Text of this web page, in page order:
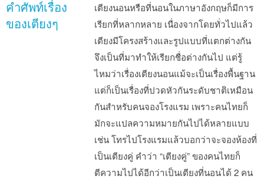
คำศัพท์เรื่อง
ของเตียงๆ
เตียงนอนหรือที่นอนในภาษาอังกฤษก็มีการ
เรียกที่หลากหลาย เนื่องจากโดยทั่วไปแล้ว
เตียงมีโครงสร้างและรูปแบบที่แตกต่างกัน
จึงเป็นที่มาทำให้เรียกชื่อต่างกันไป แต่รู้
ไหมว่าเรื่องเตียงนอนแม้จะเป็นเรื่องพื้นฐาน
แต่ก็เป็นเรื่องที่ปวดหัวกันระดับชาติเหมือน
กันสำหรับคนจองโรงแรม เพราะคนไทยก็
มักจะแปลความหมายกันไปได้หลายแบบ
เช่น โทรไปโรงแรมแล้วบอกว่าจะจองห้องที่
เป็นเตียงคู่ คำว่า “เตียงคู่” ของคนไทยก็
ตีความไปได้อีกว่าเป็นเตียงที่นอนได้ 2 คน